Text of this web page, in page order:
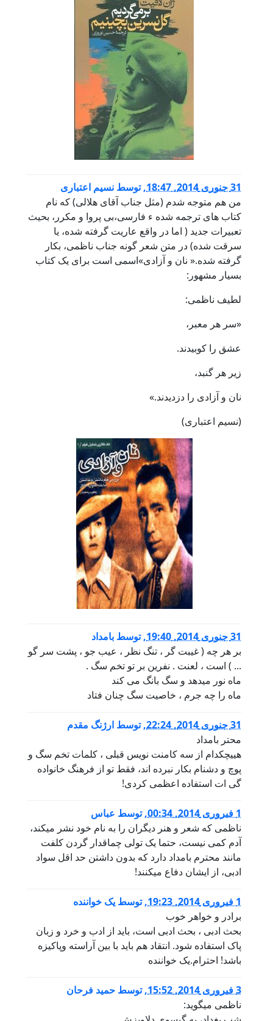
31 جنوری 2014, 18:47 ,توسط نسیم اعتباری
من هم متوجه شدم (مثل جناب آقای هلالی) که نام
کتاب های ترجمه شده ء فارسی،بی پروا و مکرر، بحیث
تعبیرات جدید ( اما در واقع عاریت گرفته شده، یا
سرقت شده) در متن شعر گونه جناب ناظمی، بکار
گرفته شده.« نان و آزادی»اسمی است برای یک کتاب
بسیار مشهور:
لطیف ناظمی:
«سر هر معبر،
عشق را کوبیدند.
زیر هر گنبد،
نان و آزادی را دزدیدند.»
(نسیم اعتباری)
31 جنوری 2014, 19:40 ,توسط بامداد
بر هر چه ( غیبت گر ، تنگ نظر ، عیب جو ، پشت سر گو
... ) است ، لعنت . نفرین بر تو تخم سگ .
ماه نور میدهد و سگ بانگ می کند
ماه را چه جرم ، خاصیت سگ چنان فتاد
31 جنوری 2014, 22:24 ,توسط ارژنگ مقدم
محتر بامداد
هییچکدام از سه کامنت نویس قبلی ، کلمات تخم سگ و
پوچ و دشنام بکار نبرده اند، فقط تو از فرهنگ خانواده
گی ات استفاده اعظمی کردی!
1 فبروری 2014, 00:34 ,توسط عباس
ناظمی که شعر و هنر دیگران را به نام خود نشر میکند،
آدم کمی نیست، حتما یک تولی چماقدار گردن کلفت
مانند محترم بامداد دارد که بدون داشتن حد اقل سواد
ادبی، از ایشان دفاع میکنند!
1 فبروری 2014, 19:23 ,توسط یک خواننده
برادر و خواهر خوب
بحث ادبی ، بحث ادبی است، باید از ادب و خرد و زبان
پاک استفاده شود. انتقاد هم باید با بین آراسته وپاکیزه
باشد! احترام.یک خواننده
3 فبروری 2014, 15:52 ,توسط حمید فرحان
ناظمی میگوید: